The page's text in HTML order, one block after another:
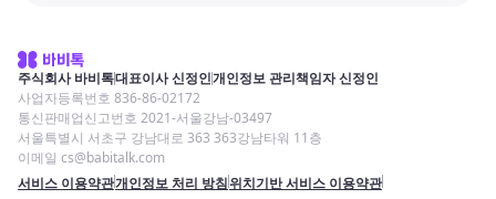
주식회사 바비톡대표이사 신정인개인정보 관리책임자 신정인
사업자등록번호 836-86-02172
통신판매업신고번호 2021-서울강남-03497
서울특별시 서초구 강남대로 363 363강남타워 11층
이메일 cs@babitalk.com
서비스 이용약관개인정보 처리 방침위치기반 서비스 이용약관